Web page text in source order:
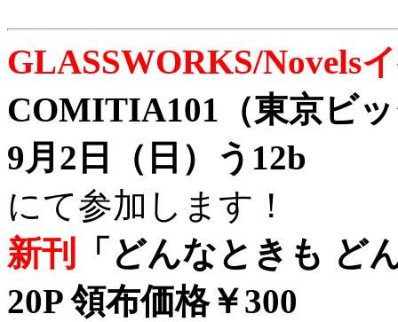
GLASSWORKS/Novels
COMITIA101（東京ビ
9月2日（日）う12b
にて参加します！
新刊
「どんなときも ど
20P 領布価格￥300